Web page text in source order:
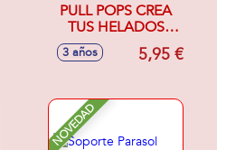
PULL POPS CREA
TUS HELADOS
EXPOSITOR 12 UD.
3 años 5,95 €
NOVEDAD